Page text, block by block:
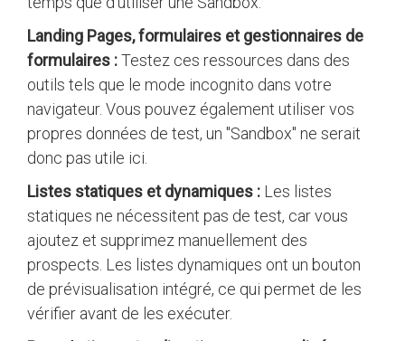
Landing Pages, formulaires et gestionnaires de
formulaires :Testez ces ressources dans des
outils tels que le mode incognito dans votre
navigateur. Vous pouvez également utiliser vos
propres données de test, un "Sandbox" ne serait
donc pas utile ici.
Listes statiques et dynamiques : Les listes
statiques ne nécessitent pas de test, car vous
ajoutez et supprimez manuellement des
prospects. Les listes dynamiques ont un bouton
de prévisualisation intégré, ce qui permet de les
vérifier avant de les exécuter.